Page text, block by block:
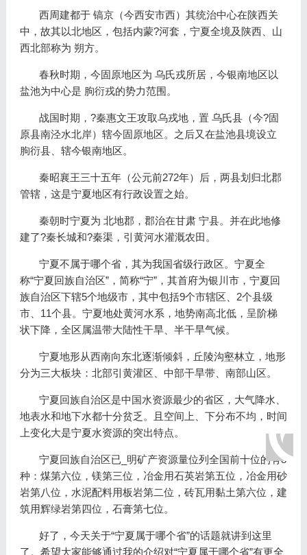
西周建都于 镐京（今西安市西）其统治中心在陕西关
中，故其以北地区，包括内蒙?河套，宁夏全境及陕西、山
西北部称为 朔方。
春秋时期，今固原地区为 乌氏戎所居，今银南地区以
盐池为中心是 朐衍戎的势力范围。
战国时期，?秦惠文王攻取乌戎地，置 乌氏县（今?固
原县南泾水北岸）辖今固原地区。之后又在盐池县境设立
朐衍县、辖今银南地区。
秦昭襄王三十五年（公元前272年）后，两县划归北郡
管辖，这是宁夏地区有行政设置之始。
秦朝时宁夏为 北地郡，郡治在甘肃 宁县。并在此地修
建了?秦长城和?秦渠，引黄河水灌溉农田。
宁夏不属于哪个省，其为我国省级行政区。宁夏全
称“宁夏回族自治区”，简称“宁”，其首府为银川市，宁夏回
族自治区下辖5个地级市，其中包括9个市辖区、2个县级
市、11个县。宁夏地处黄河水系，地势南高北低，呈阶梯
状下降，全区属温带大陆性干旱、半干旱气候。
宁夏地形从西南向东北逐渐倾斜，丘陵沟壑林立，地形
分为三大板块：北部引黄灌区、中部干旱带、南部山区。
宁夏回族自治区是中国水资源最少的省区，大气降水、
地表水和地下水都十分贫乏。且空间上、下分布不均，时间
上变化大是宁夏水资源的突出特点。
宁夏回族自治区已_明矿产资源量位列全国前十位的有8
种：煤第六位，镁第三位，冶金用石英岩第五位，冶金用砂
岩第八位，水泥配料用板岩第二位，砖瓦用黏土第六位，建
筑用辉绿岩第四位，石膏第七位。
好了，今天关于“宁夏属于哪个省”的话题就讲到这里
了。希望大家能够通过我的介绍对“宁夏属于哪个省”有更全